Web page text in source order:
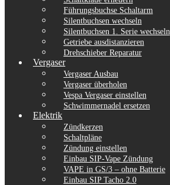
Führungsbuchse Schaltarm
Silentbuchsen wechseln
Silentbuchsen 1. Serie wechseln
Getriebe ausdistanzieren
Drehschieber Reparatur
Vergaser
Vergaser Ausbau
Vergaser überholen
Vespa Vergaser einstellen
Schwimmernadel ersetzen
Elektrik
Zündkerzen
Schaltpläne
Zündung einstellen
Einbau SIP-Vape Zündung
VAPE in GS/3 – ohne Batterie
Einbau SIP Tacho 2.0